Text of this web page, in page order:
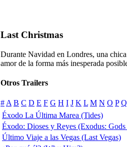
Last Christmas
Durante Navidad en Londres, una
amor de la forma más inesperada
Otros Trailers
# A B C D E F G H I J K L M N O P Q
Éxodo La Última Marea (Tides)
Éxodo: Dioses y Reyes (Exodus:
Último Viaje a las Vegas (Last Vegas)